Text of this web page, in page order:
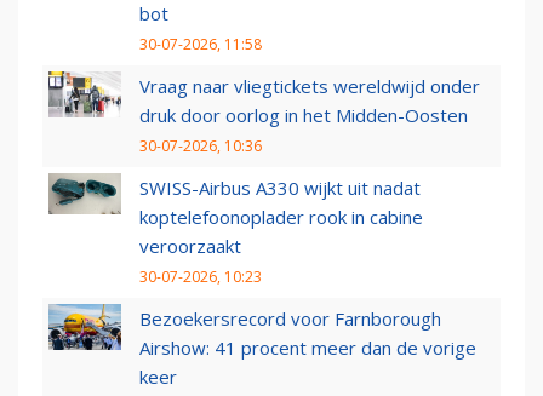
bot
30-07-2026, 11:58
Vraag naar vliegtickets wereldwijd onder
druk door oorlog in het Midden-Oosten
30-07-2026, 10:36
SWISS-Airbus A330 wijkt uit nadat
koptelefoonoplader rook in cabine
veroorzaakt
30-07-2026, 10:23
Bezoekersrecord voor Farnborough
Airshow: 41 procent meer dan de vorige
keer